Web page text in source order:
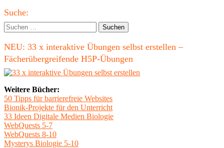
Haupt-
Seitenleiste
Suche:
Suchen
nach:
NEU: 33 x interaktive Übungen selbst erstellen –
Fächerübergreifende H5P-Übungen
Weitere Bücher:
50 Tipps für barrierefreie Websites
Bionik-Projekte für den Unterricht
33 Ideen Digitale Medien Biologie
WebQuests 5-7
WebQuests 8-10
Mysterys Biologie 5-10